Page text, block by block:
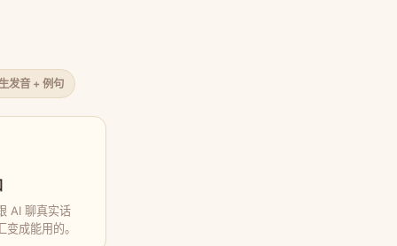
发音 + 例句
AI 聊真实话
成能用的。